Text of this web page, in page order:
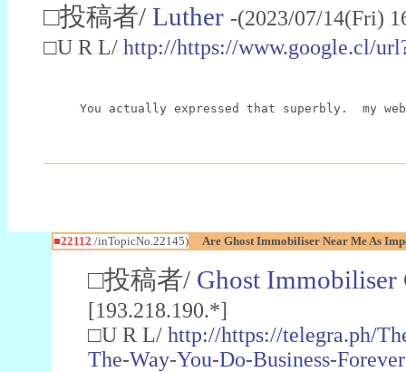
□投稿者/ Luther -(2023/07/14(Fri)
□U R L/ http://https://www.google.cl/
You actually expressed that superbly.  my
■22112 /inTopicNo.22145) Are Ghost Immobiliser Near Me As
□投稿者/ Ghost Immobiliser
[193.218.190.*]
□U R L/ http://https://telegra.ph/
The-Way-You-Do-Business-